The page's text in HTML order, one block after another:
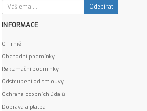
Odebírat
INFORMACE
O firmě
Obchodní podmínky
Reklamační podmínky
Odstoupení od smlouvy
Ochrana osobních údajů
Doprava a platba